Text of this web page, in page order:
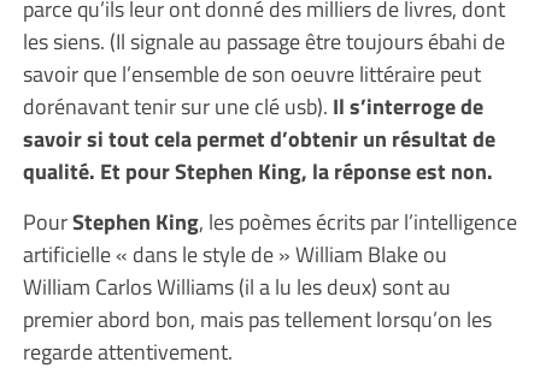
parce qu’ils leur ont donné des milliers de livres, dont
les siens. (Il signale au passage être toujours ébahi de
savoir que l’ensemble de son oeuvre littéraire peut
dorénavant tenir sur une clé usb). Il s’interroge de
savoir si tout cela permet d’obtenir un résultat de
qualité. Et pour Stephen King, la réponse est non.
PourStephen King, les poèmes écrits par l’intelligence
artificielle « dans le style de » William Blake ou
William Carlos Williams (il a lu les deux) sont au
premier abord bon, mais pas tellement lorsqu’on les
regarde attentivement.